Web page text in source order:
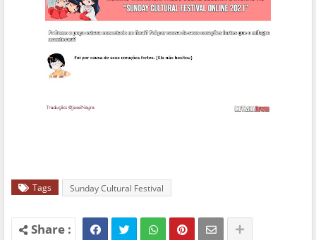
Tags Sunday Cultural Festival